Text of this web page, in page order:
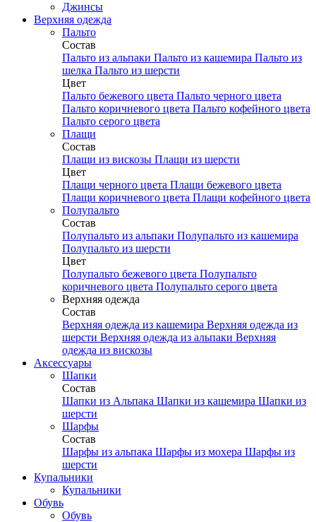
Джинсы
Верхняя одежда
Пальто
Состав
Пальто из альпаки Пальто из кашемира Пальто из
шелка Пальто из шерсти
Цвет
Пальто бежевого цвета Пальто черного цвета
Пальто коричневого цвета Пальто кофейного цвета
Пальто серого цвета
Плащи
Состав
Плащи из вискозы Плащи из шерсти
Цвет
Плащи черного цвета Плащи бежевого цвета
Плащи коричневого цвета Плащи кофейного цвета
Полупальто
Состав
Полупальто из альпаки Полупальто из кашемира
Полупальто из шерсти
Цвет
Полупальто бежевого цвета Полупальто
коричневого цвета Полупальто серого цвета
Верхняя одежда
Состав
Верхняя одежда из кашемира Верхняя одежда из
шерсти Верхняя одежда из альпаки Верхняя
одежда из вискозы
Аксесcуары
Шапки
Состав
Шапки из Альпака Шапки из кашемира Шапки из
шерсти
Шарфы
Состав
Шарфы из альпака Шарфы из мохера Шарфы из
шерсти
Купальники
Купальники
Обувь
Обувь